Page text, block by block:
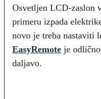
Osvetljen LCD-zaslon
primeru izpada
novo je treba nastaviti
EasyRemote je
daljavo.